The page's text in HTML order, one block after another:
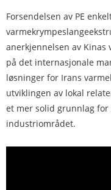
Forsendelsen av PE
anerkjennelsen av
på det internasjonale
løsninger for Irans
utviklingen av lokal
et mer solid grunnlag
industriområdet.